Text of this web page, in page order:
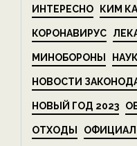
ИНТЕРЕСНО КИМ
КОРОНАВИРУС
МИНОБОРОНЫ
НОВОСТИ
НОВЫЙ ГОД 2023
ОТХОДЫ